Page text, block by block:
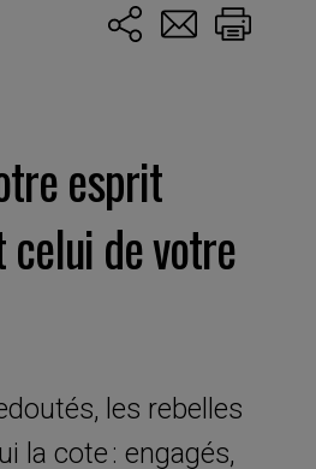
esprit
de votre
les rebelles
la cote : engagés,